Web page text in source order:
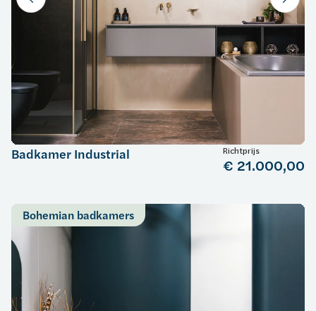
Badkamer Industrial Richtprijs
€ 21.000,00
Bohemian badkamers